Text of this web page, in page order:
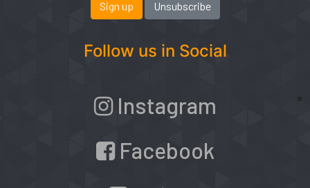
Follow us in Social
Instagram
Facebook